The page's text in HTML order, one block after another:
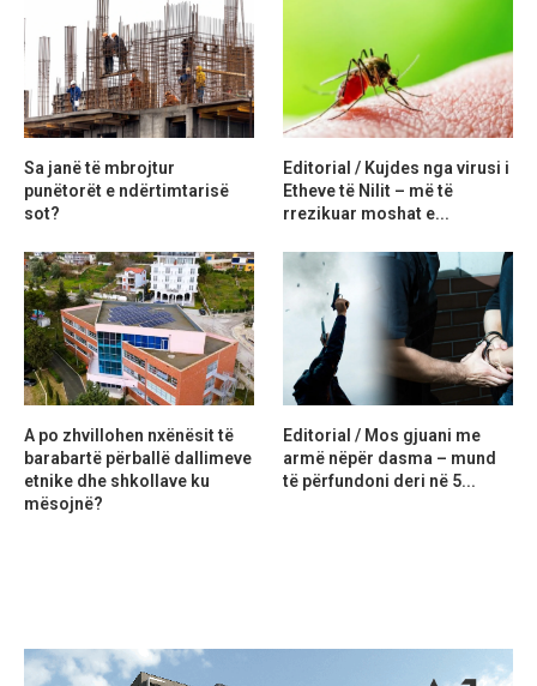
Sa janë të mbrojtur
punëtorët e ndërtimtarisë
sot?
Editorial / Kujdes nga virusi i
Etheve të Nilit – më të
rrezikuar moshat e...
A po zhvillohen nxënësit të
barabartë përballë dallimeve
etnike dhe shkollave ku
mësojnë?
Editorial / Mos gjuani me
armë nëpër dasma – mund
të përfundoni deri në 5...